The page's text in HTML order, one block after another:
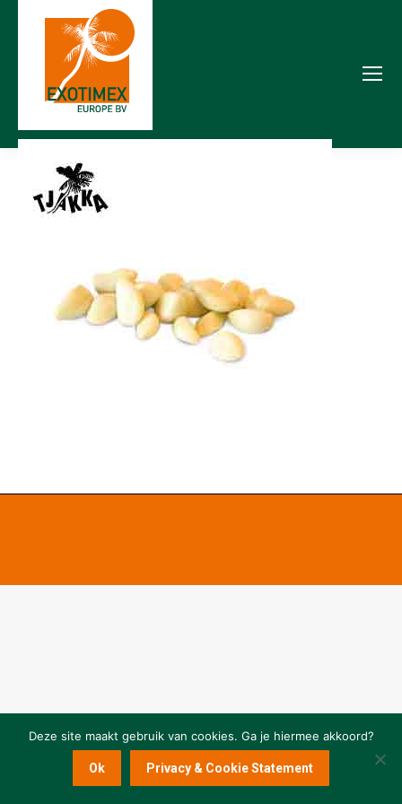
Deze site maakt gebruik van cookies. Ga je hiermee akkoord?
Ok Privacy & Cookie Statement